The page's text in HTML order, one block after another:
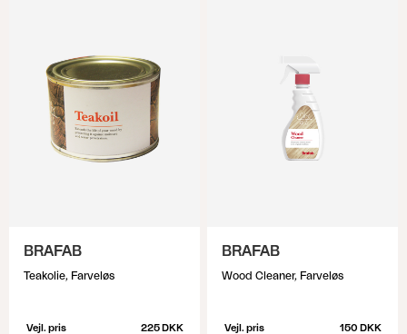
BRAFAB
Teakolie, Farveløs
Vejl. pris 225 DKK
BRAFAB
Wood Cleaner, Farveløs
Vejl. pris 150 DKK